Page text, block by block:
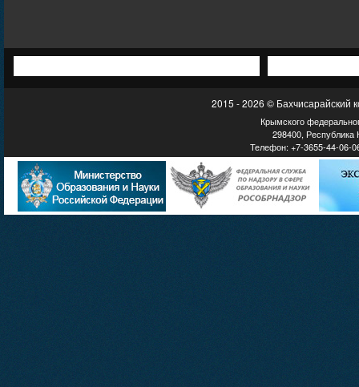
2015 - 2026 © Бахчисарайский
Крымского
298400, Республика
Телефон: +7-3655-44-06-